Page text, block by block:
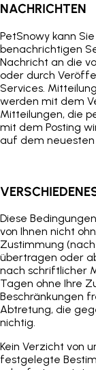
NACHRICHTEN
PetSnowy kann
benachrichtigen
Nachricht an die
oder durch
Services.
werden mit dem
Mitteilungen, die
mit dem Posting
auf dem
Diese
von Ihnen nicht
Zustimmung
übertragen oder
nach schriftlicher
Tagen ohne Ihre
Beschränkungen
Abtretung, die
nichtig.
Kein Verzicht von
festgelegte